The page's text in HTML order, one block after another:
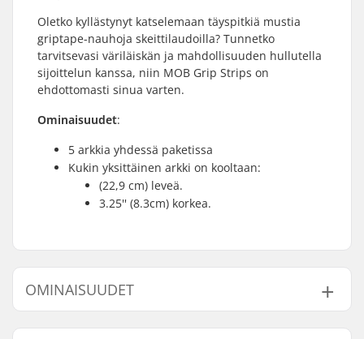
Oletko kyllästynyt katselemaan täyspitkiä mustia
griptape-nauhoja skeittilaudoilla? Tunnetko
tarvitsevasi väriläiskän ja mahdollisuuden hullutella
sijoittelun kanssa, niin MOB Grip Strips on
ehdottomasti sinua varten.
Ominaisuudet:
5 arkkia yhdessä paketissa
Kukin yksittäinen arkki on kooltaan:
(22,9 cm) leveä.
3.25'' (8.3cm) korkea.
OMINAISUUDET
Length:
41.3cm (16.25")